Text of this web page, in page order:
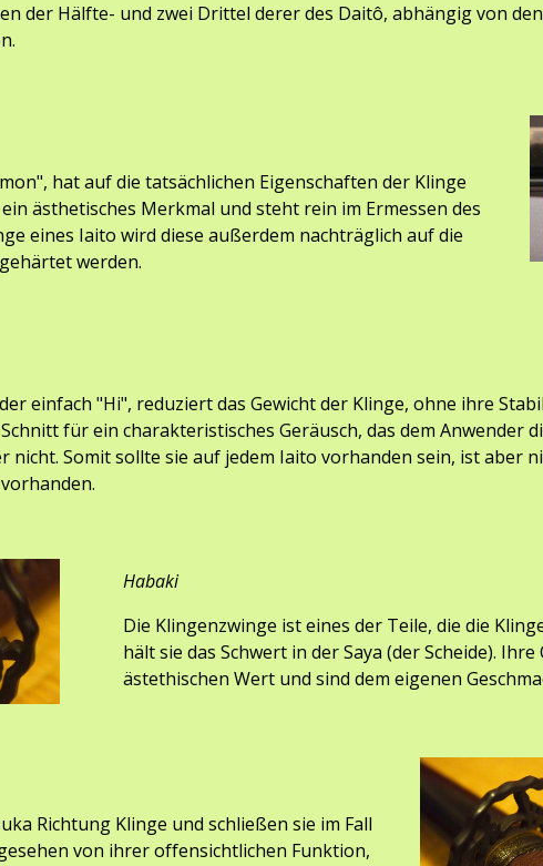
der Hälfte- und zwei Drittel derer des Daitô, abhängig von
hat auf die tatsächlichen Eigenschaften der Klinge
ästhetisches Merkmal und steht rein im Ermessen des
eines Iaito wird diese außerdem nachträglich auf die
werden.
einfach "Hi", reduziert das Gewicht der Klinge, ohne ihre
für ein charakteristisches Geräusch, das dem Anwender
Somit sollte sie auf jedem Iaito vorhanden sein, ist aber
Habaki
Die Klingenzwinge ist eines der Teile, die die
hält sie das Schwert in der Saya (der Scheide).
ästethischen Wert und sind dem eigenen
Richtung Klinge und schließen sie im Fall
von ihrer offensichtlichen Funktion,